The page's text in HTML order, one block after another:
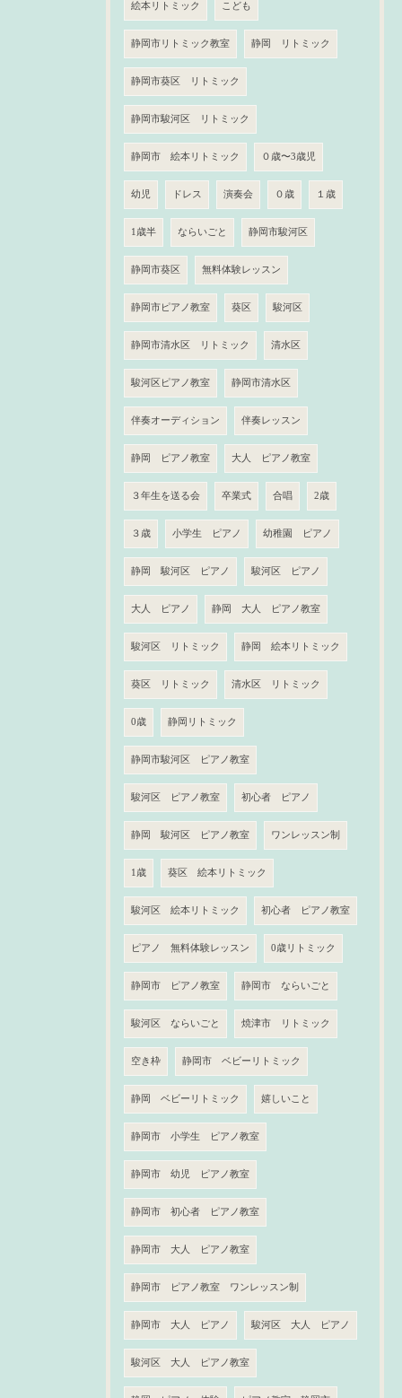
絵本リトミック こども
静岡市リトミック教室 静岡 リトミック
静岡市葵区 リトミック
静岡市駿河区 リトミック
静岡市 絵本リトミック ０歳〜3歳児
幼児 ドレス 演奏会 ０歳 １歳
1歳半 ならいごと 静岡市駿河区
静岡市葵区 無料体験レッスン
静岡市ピアノ教室 葵区 駿河区
静岡市清水区 リトミック 清水区
駿河区ピアノ教室 静岡市清水区
伴奏オーディション 伴奏レッスン
静岡 ピアノ教室 大人 ピアノ教室
３年生を送る会 卒業式 合唱 2歳
３歳 小学生 ピアノ 幼稚園 ピアノ
静岡 駿河区 ピアノ 駿河区 ピアノ
大人 ピアノ 静岡 大人 ピアノ教室
駿河区 リトミック 静岡 絵本リトミック
葵区 リトミック 清水区 リトミック
0歳 静岡リトミック
静岡市駿河区 ピアノ教室
駿河区 ピアノ教室 初心者 ピアノ
静岡 駿河区 ピアノ教室 ワンレッスン制
1歳 葵区 絵本リトミック
駿河区 絵本リトミック 初心者 ピアノ教室
ピアノ 無料体験レッスン 0歳リトミック
静岡市 ピアノ教室 静岡市 ならいごと
駿河区 ならいごと 焼津市 リトミック
空き枠 静岡市 ベビーリトミック
静岡 ベビーリトミック 嬉しいこと
静岡市 小学生 ピアノ教室
静岡市 幼児 ピアノ教室
静岡市 初心者 ピアノ教室
静岡市 大人 ピアノ教室
静岡市 ピアノ教室 ワンレッスン制
静岡市 大人 ピアノ 駿河区 大人 ピアノ
駿河区 大人 ピアノ教室